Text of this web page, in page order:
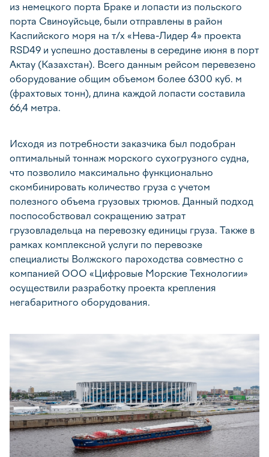
из немецкого порта Браке и лопасти из польского
порта Свиноуйсьце, были отправлены в район
Каспийского моря на т/х «Нева-Лидер 4» проекта
RSD49 и успешно доставлены в середине июня в порт
Актау (Казахстан). Всего данным рейсом перевезено
оборудование общим объемом более 6300 куб. м
(фрахтовых тонн), длина каждой лопасти составила
66,4 метра.
Исходя из потребности заказчика был подобран
оптимальный тоннаж морского сухогрузного судна,
что позволило максимально функционально
скомбинировать количество груза с учетом
полезного объема грузовых трюмов. Данный подход
поспособствовал сокращению затрат
грузовладельца на перевозку единицы груза. Также в
рамках комплексной услуги по перевозке
специалисты Волжского пароходства совместно с
компанией ООО «Цифровые Морские Технологии»
осуществили разработку проекта крепления
негабаритного оборудования.